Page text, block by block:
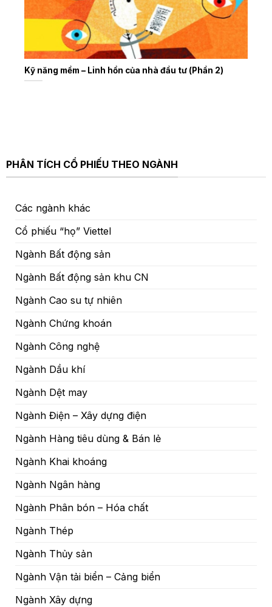
Kỹ năng mềm – Linh hồn của nhà đầu tư (Phần 2)
PHÂN TÍCH CỔ PHIẾU THEO NGÀNH
Các ngành khác
Cổ phiếu “họ” Viettel
Ngành Bất động sản
Ngành Bất động sản khu CN
Ngành Cao su tự nhiên
Ngành Chứng khoán
Ngành Công nghệ
Ngành Dầu khí
Ngành Dệt may
Ngành Điện – Xây dựng điện
Ngành Hàng tiêu dùng & Bán lẻ
Ngành Khai khoáng
Ngành Ngân hàng
Ngành Phân bón – Hóa chất
Ngành Thép
Ngành Thủy sản
Ngành Vận tải biển – Cảng biển
Ngành Xây dựng